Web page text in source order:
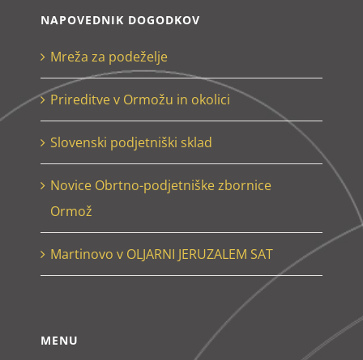
NAPOVEDNIK DOGODKOV
Mreža za podeželje
Prireditve v Ormožu in okolici
Slovenski podjetniški sklad
Novice Obrtno-podjetniške zbornice
Ormož
Martinovo v OLJARNI JERUZALEM SAT
MENU